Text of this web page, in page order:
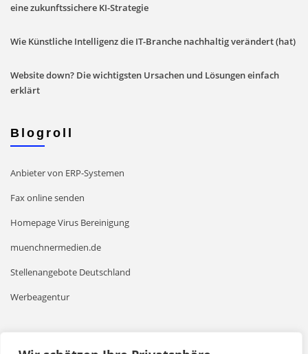
eine zukunftssichere KI-Strategie
Wie Künstliche Intelligenz die IT-Branche nachhaltig verändert (hat)
Website down? Die wichtigsten Ursachen und Lösungen einfach
erklärt
Blogroll
Anbieter von ERP-Systemen
Fax online senden
Homepage Virus Bereinigung
muenchnermedien.de
Stellenangebote Deutschland
Werbeagentur